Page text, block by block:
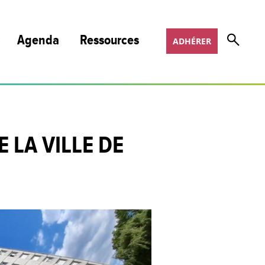
Agenda Ressources
Appels à projets
COSOTER
Scoop It
ADHÉRER
LA VILLE DE